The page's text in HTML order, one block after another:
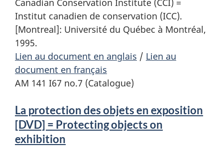
Institut canadien de conservation (ICC).
[Montreal]: Université du Québec à Montréal,
1995.
Lien au document en anglais / Lien au
document en français
AM 141 I67 no.7 (Catalogue)
La protection des objets en exposition
[DVD] = Protecting objects on
exhibition